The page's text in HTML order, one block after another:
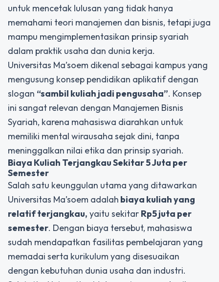
untuk mencetak lulusan yang tidak hanya
memahami teori manajemen dan bisnis, tetapi juga
mampu mengimplementasikan prinsip syariah
dalam praktik usaha dan dunia kerja.
Universitas Ma’soem dikenal sebagai kampus yang
mengusung konsep pendidikan aplikatif dengan
slogan “sambil kuliah jadi pengusaha”. Konsep
ini sangat relevan dengan Manajemen Bisnis
Syariah, karena mahasiswa diarahkan untuk
memiliki mental wirausaha sejak dini, tanpa
meninggalkan nilai etika dan prinsip syariah.
Biaya Kuliah Terjangkau Sekitar 5 Juta per
Semester
Salah satu keunggulan utama yang ditawarkan
Universitas Ma’soem adalah biaya kuliah yang
relatif terjangkau, yaitu sekitar Rp5 juta per
semester. Dengan biaya tersebut, mahasiswa
sudah mendapatkan fasilitas pembelajaran yang
memadai serta kurikulum yang disesuaikan
dengan kebutuhan dunia usaha dan industri.